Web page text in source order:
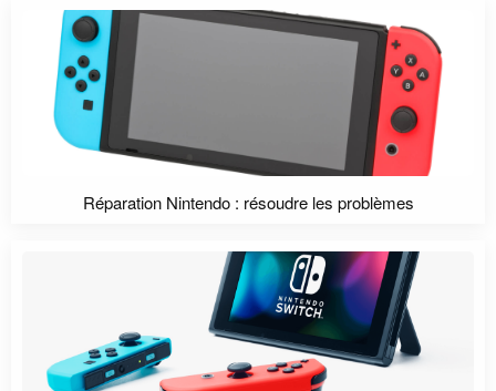
Réparation Nintendo : résoudre les problèmes